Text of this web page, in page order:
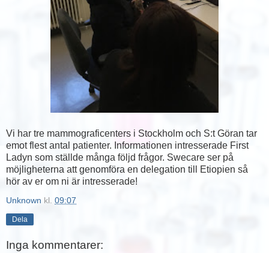
Vi har tre mammograficenters i Stockholm och S:t Göran tar
emot flest antal patienter. Informationen intresserade First
Ladyn som ställde många följd frågor. Swecare ser på
möjligheterna att genomföra en delegation till Etiopien så
hör av er om ni är intresserade!
Unknown kl. 09:07
Dela
Inga kommentarer: